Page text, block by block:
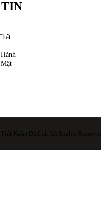
Mật
Kiệm Đà Lạt. All Rights Reserved.